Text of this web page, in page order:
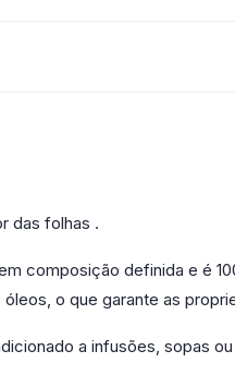
das folhas .
composição definida e é
o que garante as
a infusões, sopas